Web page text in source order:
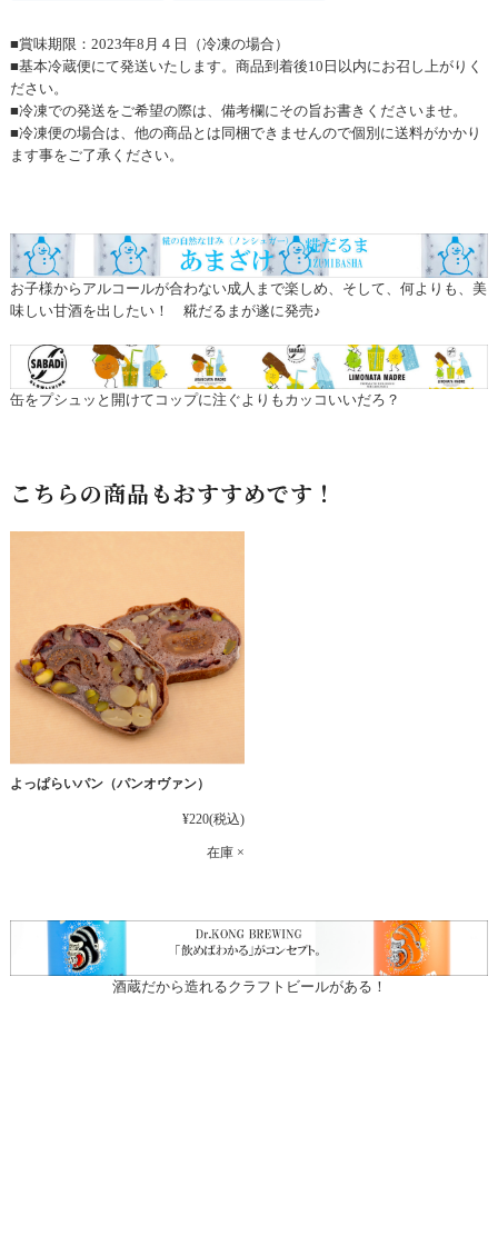
■賞味期限：2023年8月４日（冷凍の場合）
■基本冷蔵便にて発送いたします。商品到着後10日以内にお召し上がりく
ださい。
■冷凍での発送をご希望の際は、備考欄にその旨お書きくださいませ。
■冷凍便の場合は、他の商品とは同梱できませんので個別に送料がかかり
ます事をご了承ください。
お子様からアルコールが合わない成人まで楽しめ、そして、何よりも、美
味しい甘酒を出したい！ 糀だるまが遂に発売♪
缶をプシュッと開けてコップに注ぐよりもカッコいいだろ？
こちらの商品もおすすめです！
よっぱらいパン（パンオヴァン）
¥220(税込)
在庫 ×
酒蔵だから造れるクラフトビールがある！